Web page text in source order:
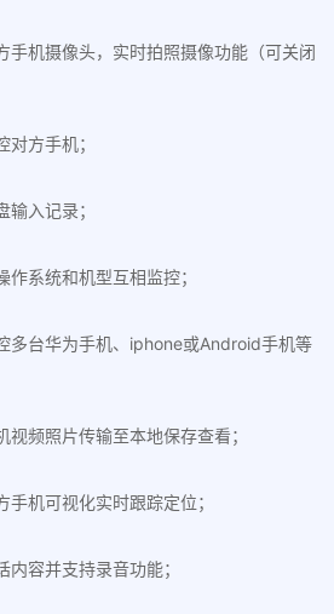
手机摄像头，实时拍照摄像功能（可关闭
对方手机；
输入记录；
作系统和机型互相监控；
多台华为手机、iphone或Android手机等
视频照片传输至本地保存查看；
手机可视化实时跟踪定位；
内容并支持录音功能；